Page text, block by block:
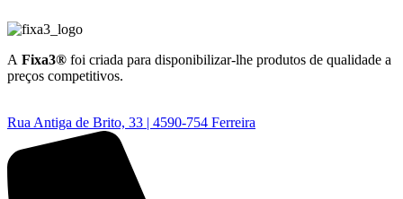
A Fixa3® foi criada para disponibilizar-lhe produtos de qualidade a
preços competitivos.
Rua Antiga de Brito, 33 | 4590-754 Ferreira